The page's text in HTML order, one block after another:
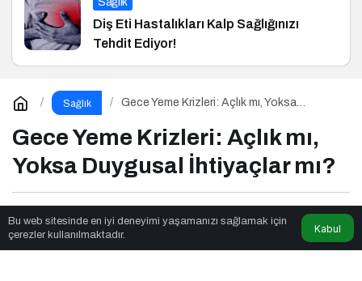
Diş Eti Hastalıkları Kalp Sağlığınızı
Tehdit Ediyor!
Sağlık
Gece Yeme Krizleri: Açlık mı, Yoksa
Gece Yeme Krizleri: Açlık mı,
Yoksa Duygusal İhtiyaçlar mı?
Mas Tasarımtarafından yayınlandı
6dk, 12sn
Bu web sitesinde en iyi deneyimi yaşamanızı sağlamak için
çerezler kullanılmaktadır.
Kabul